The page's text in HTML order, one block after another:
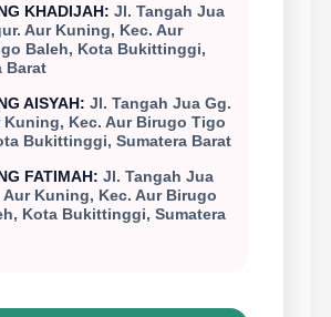
KHADIJAH: Jl. Tangah Jua
Aur Kuning, Kec. Aur
Baleh, Kota Bukittinggi,
Barat
AISYAH: Jl. Tangah Jua Gg.
Kuning, Kec. Aur Birugo Tigo
Bukittinggi, Sumatera Barat
FATIMAH: Jl. Tangah Jua
Aur Kuning, Kec. Aur Birugo
Kota Bukittinggi, Sumatera